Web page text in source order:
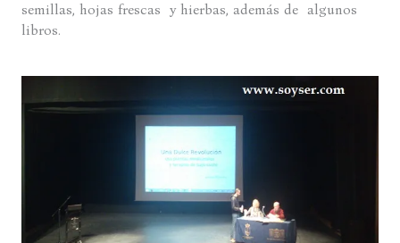
semillas, hojas frescas y hierbas, además de algunos
libros.